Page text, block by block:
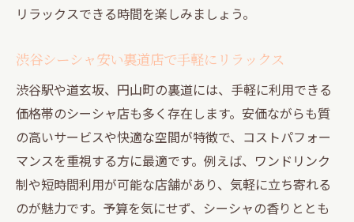
リラックスできる時間を楽しみましょう。
渋谷シーシャ安い裏道店で手軽にリラックス
渋谷駅や道玄坂、円山町の裏道には、手軽に利用できる
価格帯のシーシャ店も多く存在します。安価ながらも質
の高いサービスや快適な空間が特徴で、コストパフォー
マンスを重視する方に最適です。例えば、ワンドリンク
制や短時間利用が可能な店舗があり、気軽に立ち寄れる
のが魅力です。予算を気にせず、シーシャの香りととも